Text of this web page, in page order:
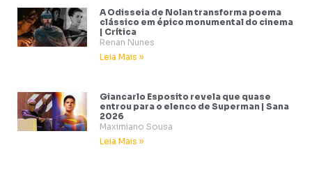
A Odisseia de Nolan transforma poema
clássico em épico monumental do cinema
| Crítica
Renan Nunes
Leia Mais »
Giancarlo Esposito revela que quase
entrou para o elenco de Superman | Sana
2026
Maximiano Sousa
Leia Mais »